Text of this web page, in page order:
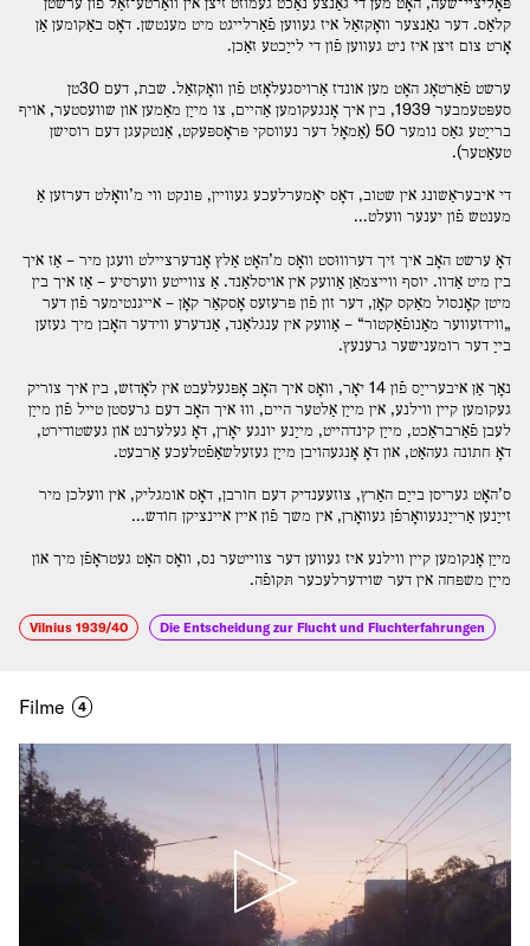
קלאַס. דער גאַנצער װאָקזאַל איז געװען פֿאַרלײגט מיט מענטשן. דאָס באַקומען אַן
אָרט צום זיצן איז ניט געװען פֿון די לײַכטע זאַכן.
ערשט פֿאַרטאָג האָט מען אונדז אַרויסגעלאָזט פֿון װאָקזאַל. שבת, דעם 30טן
סעפּטעמבער 1939, בין איך אָנגעקומען אַהײם, צו מײַן מאַמען און שװעסטער, אויף
ברײַטע גאַס נומער 50 (אַמאָל דער נעװסקי פּראָספּעקט, אַנטקעגן דעם רוסישן
טעאַטער).
די איבעראַשונג אין שטוב, דאָס יאָמערלעכע געװײן, פּונקט װי מ’װאָלט דערזען אַ
מענטש פֿון יענער װעלט…
דאָ ערשט האָב איך זיך דערװוּסט װאָס מ’האָט אַלץ אָנדערצײלט װעגן מיר – אַז איך
בין מיט אַדװ. יוסף װײצמאַן אַװעק אין אויסלאַנד. אַ צװײטע װערסיע – אַז איך בין
מיטן קאָנסול מאַקס קאָן, דער זון פֿון פּרעזעס אָסקאַר קאָן – אײגנטימער פֿון דער
„װידזעװער מאַנופֿאַקטור“ – אַװעק אין ענגלאַנד, אַנדערע װידער האָבן מיך געזען
בײַ דער רומענישער גרענעץ.
נאָך אַן איבערײַס פֿון 14 יאָר, װאָס איך האָב אָפּגעלעבט אין לאָדזש, בין איך צוריק
געקומען קײן װילנע, אין מײַן אַלטער הײם, װוּ איך האָב דעם גרעסטן טײל פֿון מײַן
לעבן פֿאַרבראַכט, מײַן קינדהײט, מײַנע יונגע יאָרן, דאָ געלערנט און געשטודירט,
דאָ חתונה געהאַט, און דאָ אָנגעהויבן מײַן געזעלשאַפֿטלעכע אַרבעט.
ס’האָט געריסן בײַם האַרץ, צוזעענדיק דעם חורבן, דאָס אומגליק, אין װעלכן מיר
זײַנען אַרײַנגעװאָרפֿן געװאָרן, אין משך פֿון אײן אײנציקן חודש…
מײַן אָנקומען קײן װילנע איז געװען דער צװײטער נס, װאָס האָט געטראָפֿן מיך און
מײַן משפּחה אין דער שוידערלעכער תּקופֿה.
Vilnius 1939/40 Die Entscheidung zur Flucht und Fluchterfahrungen
Filme 4